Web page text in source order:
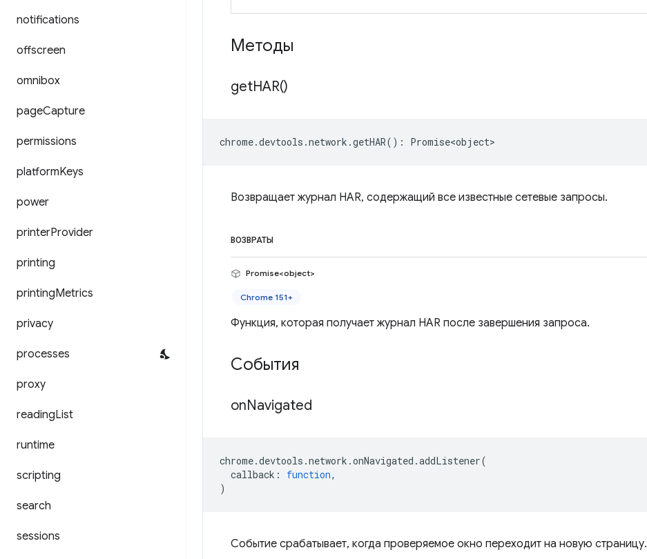
notifications
offscreen
omnibox
pageCapture
permissions
platformKeys
power
printerProvider
printing
printingMetrics
privacy
processes
proxy
readingList
runtime
scripting
search
sessions
Методы
getHAR()
chrome.devtools .network .getHAR() : Promise<object>
Возвращает журнал HAR, содержащий все известные сетевые запросы.
ВОЗВРАТЫ
Promise<object>
Chrome 151+
Функция, которая получает журнал HAR после завершения запроса.
События
onNavigated
chrome.devtools .network .onNavigated .addListener(
callback : function,
)
Событие срабатывает, когда проверяемое окно переходит на новую страницу.